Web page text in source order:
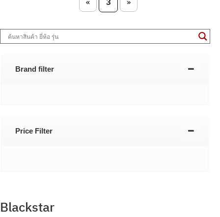
« »
Brand filter
Price Filter
Blackstar